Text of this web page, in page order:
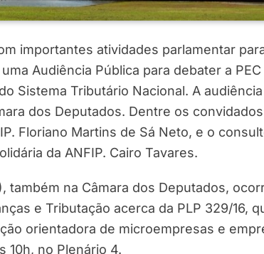
importantes atividades parlamentar
uma Audiência Pública para debater a
Sistema Tributário Nacional. A
dos Deputados. Dentre os
Floriano Martins de Sá Neto, e o
da ANFIP. Cairo Tavares.
também na Câmara dos Deputados,
e Tributação acerca da PLP 329/16,
orientadora de microempresas e
10h, no Plenário 4.